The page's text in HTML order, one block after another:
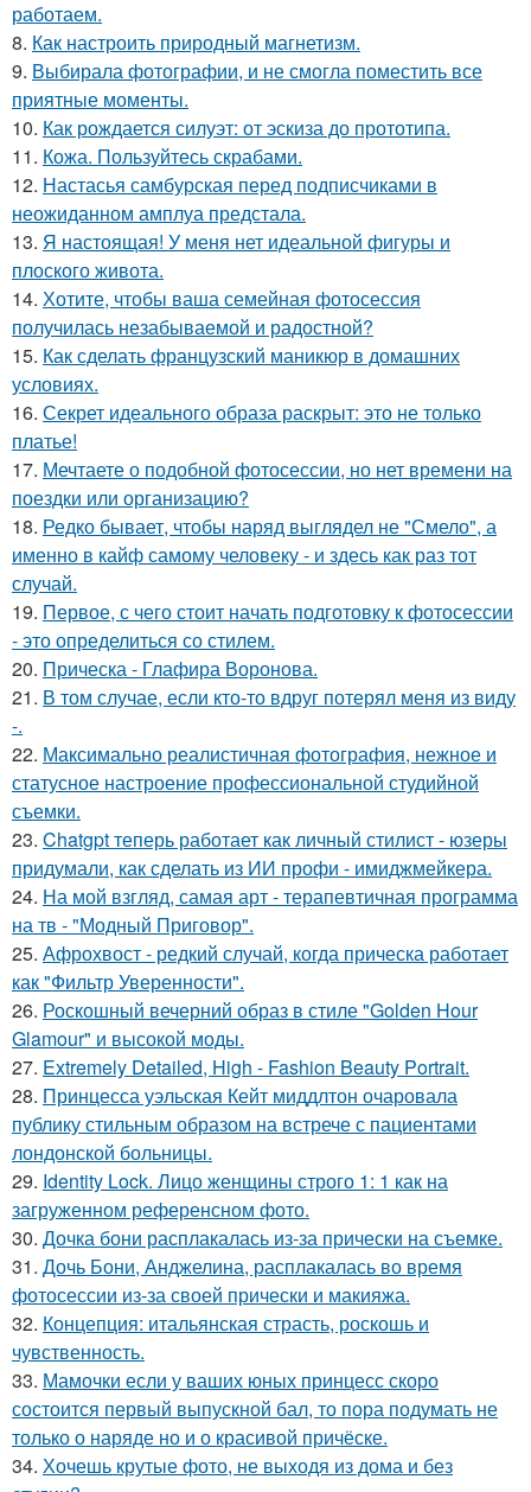
работаем.
8. Как настроить природный магнетизм.
9. Выбирала фотографии, и не смогла поместить все
приятные моменты.
10. Как рождается силуэт: от эскиза до прототипа.
11. Кожа. Пользуйтесь скрабами.
12. Настасья самбурская перед подписчиками в
неожиданном амплуа предстала.
13. Я настоящая! У меня нет идеальной фигуры и
плоского живота.
14. Хотите, чтобы ваша семейная фотосессия
получилась незабываемой и радостной?
15. Как сделать французский маникюр в домашних
условиях.
16. Секрет идеального образа раскрыт: это не только
платье!
17. Мечтаете о подобной фотосессии, но нет времени на
поездки или организацию?
18. Редко бывает, чтобы наряд выглядел не "Смело", а
именно в кайф самому человеку - и здесь как раз тот
случай.
19. Первое, с чего стоит начать подготовку к фотосессии
- это определиться со стилем.
20. Прическа - Глафира Воронова.
21. В том случае, если кто-то вдруг потерял меня из виду
-.
22. Максимально реалистичная фотография, нежное и
статусное настроение профессиональной студийной
съемки.
23. Chatgpt теперь работает как личный стилист - юзеры
придумали, как сделать из ИИ профи - имиджмейкера.
24. На мой взгляд, самая арт - терапевтичная программа
на тв - "Модный Приговор".
25. Афрохвост - редкий случай, когда прическа работает
как "Фильтр Уверенности".
26. Роскошный вечерний образ в стиле "Golden Hour
Glamour" и высокой моды.
27. Extremely Detailed, High - Fashion Beauty Portrait.
28. Принцесса уэльская Кейт миддлтон очаровала
публику стильным образом на встрече с пациентами
лондонской больницы.
29. Identity Lock. Лицо женщины строго 1: 1 как на
загруженном референсном фото.
30. Дочка бони расплакалась из-за прически на съемке.
31. Дочь Бони, Анджелина, расплакалась во время
фотосессии из-за своей прически и макияжа.
32. Концепция: итальянская страсть, роскошь и
чувственность.
33. Мамочки если у ваших юных принцесс скоро
состоится первый выпускной бал, то пора подумать не
только о наряде но и о красивой причёске.
34. Хочешь крутые фото, не выходя из дома и без